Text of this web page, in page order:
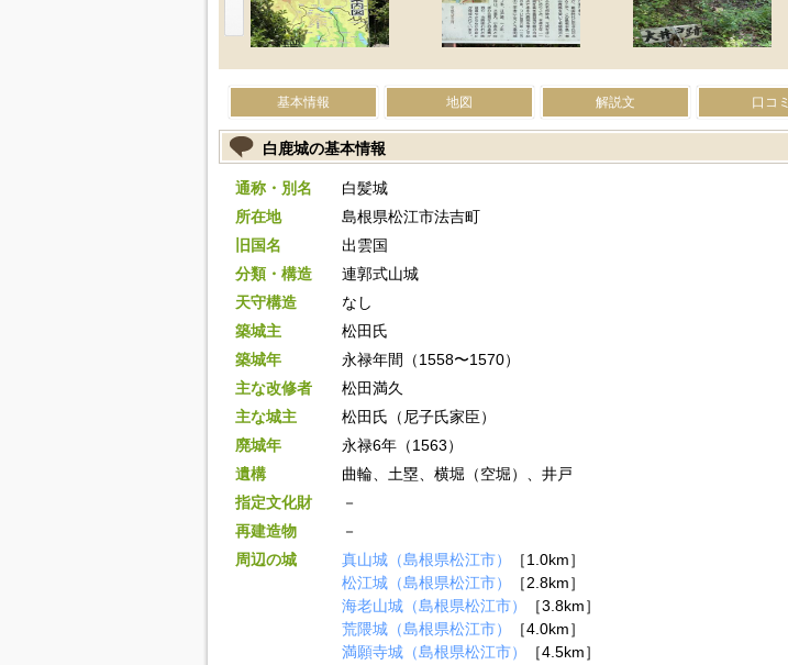
基本情報 地図 解説文 口コミ
白鹿城の基本情報
通称・別名
白髪城
所在地
島根県松江市法吉町
旧国名
出雲国
分類・構造
連郭式山城
天守構造
なし
築城主
松田氏
築城年
永禄年間（1558〜1570）
主な改修者
松田満久
主な城主
松田氏（尼子氏家臣）
廃城年
永禄6年（1563）
遺構
曲輪、土塁、横堀（空堀）、井戸
指定文化財
－
再建造物
－
周辺の城
真山城（島根県松江市）
［1.0km］
松江城（島根県松江市）
［2.8km］
海老山城（島根県松江市）
［3.8km］
荒隈城（島根県松江市）
［4.0km］
満願寺城（島根県松江市）
［4.5km］